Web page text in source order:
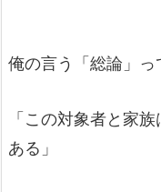
俺の言う「総論」っ
「この対象者と家
ある」